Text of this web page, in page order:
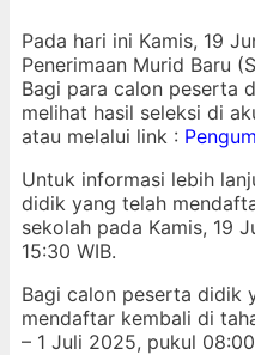
Pada hari ini Kamis, 19
Penerimaan Murid Baru
Bagi para calon peserta
melihat hasil seleksi di
atau melalui link :
Untuk informasi lebih
didik yang telah
sekolah pada Kamis, 19
15:30 WIB.
Bagi calon peserta didik
mendaftar kembali di
– 1 Juli 2025, pukul